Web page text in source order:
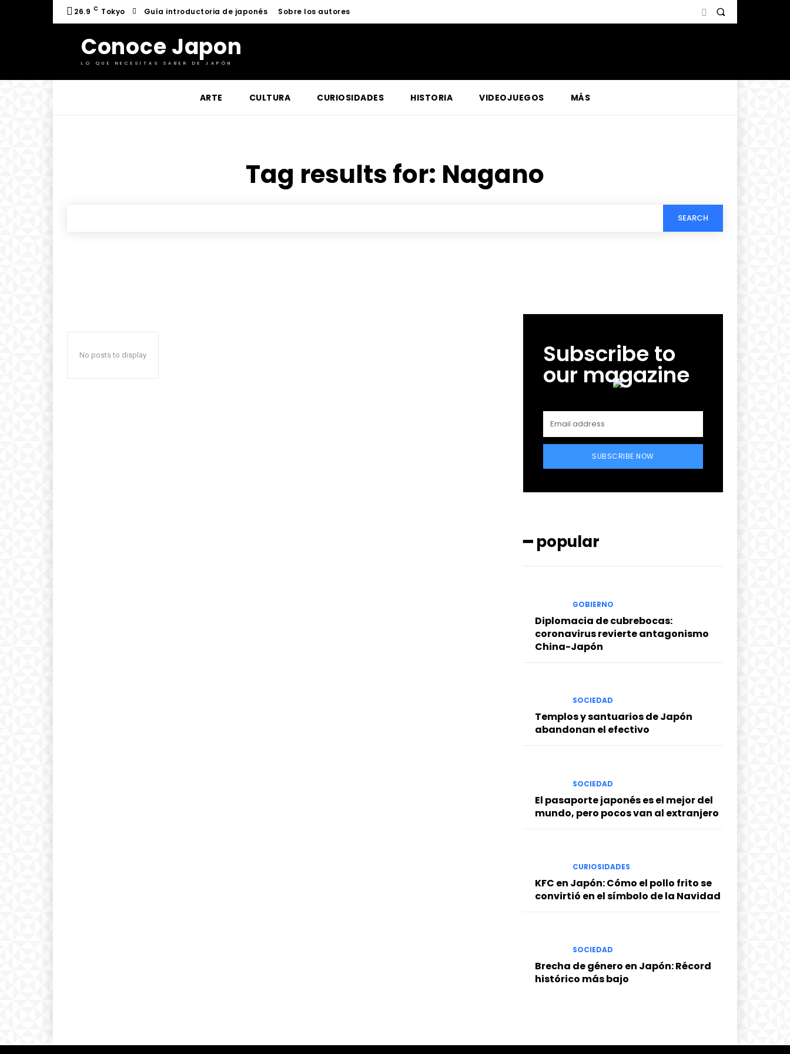
26.9 C Tokyo Guía introductoria de japonés Sobre los autores
Conoce Japon
LO QUE NECESITAS SABER DE JAPÓN
ARTE CULTURA CURIOSIDADES HISTORIA VIDEOJUEGOS MÁS
Tag results for: Nagano
SEARCH
No posts to display Subscribe to
our magazine
SUBSCRIBE NOW
━ popular
GOBIERNO
Diplomacia de cubrebocas:
coronavirus revierte antagonismo
China-Japón
SOCIEDAD
Templos y santuarios de Japón
abandonan el efectivo
SOCIEDAD
El pasaporte japonés es el mejor del
mundo, pero pocos van al extranjero
CURIOSIDADES
KFC en Japón: Cómo el pollo frito se
convirtió en el símbolo de la Navidad
SOCIEDAD
Brecha de género en Japón: Récord
histórico más bajo